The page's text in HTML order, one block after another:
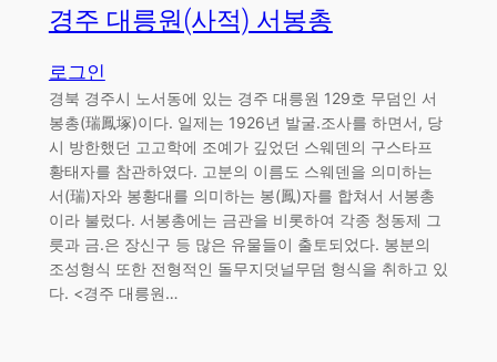
경주 대릉원(사적) 서봉총
로그인
경북 경주시 노서동에 있는 경주 대릉원 129호 무덤인 서
봉총(瑞鳳塚)이다. 일제는 1926년 발굴.조사를 하면서, 당
시 방한했던 고고학에 조예가 깊었던 스웨덴의 구스타프
황태자를 참관하였다. 고분의 이름도 스웨덴을 의미하는
서(瑞)자와 봉황대를 의미하는 봉(鳳)자를 합쳐서 서봉총
이라 불렀다. 서봉총에는 금관을 비롯하여 각종 청동제 그
릇과 금.은 장신구 등 많은 유물들이 출토되었다. 봉분의
조성형식 또한 전형적인 돌무지덧널무덤 형식을 취하고 있
다. <경주 대릉원…